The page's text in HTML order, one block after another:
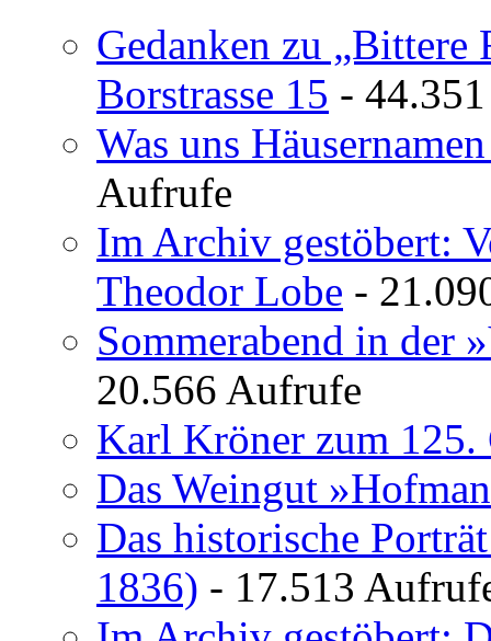
Gedanken zu
Borstrasse 15 -
Was uns
Aufrufe
Im Archiv gestöbert:
Theodor Lobe -
Sommerabend in der
20.566 Aufrufe
Karl Kröner zum 125.
Das Weingut
Das historische
1836) - 17.513